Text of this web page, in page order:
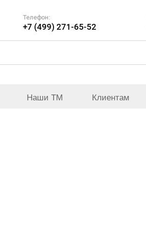
Телефон:
+7 (499) 271-65-52
Наши ТМ Клиентам